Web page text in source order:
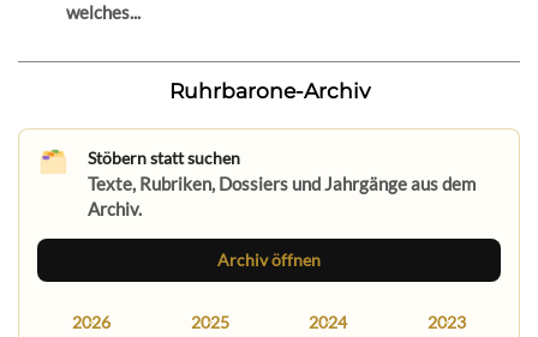
welches...
Ruhrbarone-Archiv
Stöbern statt suchen
Texte, Rubriken, Dossiers und Jahrgänge aus dem
Archiv.
Archiv öffnen
2026 2025 2024 2023